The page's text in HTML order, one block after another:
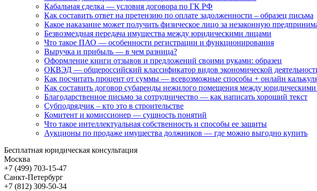
Кабальная сделка — условия договора по ГК РФ
Как составить ответ на претензию по оплате задолженности – образец письма
Какое наказание может получить физическое лицо за незаконную
Безвозмездная передача имущества между юридическими лицами
Что такое ПАО — особенности регистрации и функционирования
Выручка и прибыль — в чем разница?
Оформление книги отзывов и предложений своими руками: образец
ОКВЭД — общероссийский классификатор видов экономической
Как посчитать процент от суммы — всевозможные способы + онлайн
Как составить договор субаренды нежилого помещения между
Благодарственное письмо за сотрудничество — как написать хороший текст
Субподрядчик – кто это в строительстве
Комитент и комиссионер — сущность понятий
Что такое интеллектуальная собственность и способы ее защиты
Аукционы по продаже имущества должников — где можно выгодно купить
Бесплатная юридическая консультация
Москва
+7 (499) 703-15-47
Санкт-Петербург
+7 (812) 309-50-34